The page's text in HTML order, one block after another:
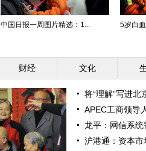
中国日报一周图片精选：1... 5岁白
财经 文化
将“理解”写进北
APEC工商领导
龙平：网信系统
沪港通：资本市